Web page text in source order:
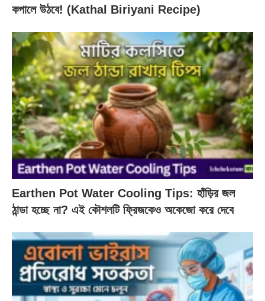
কপালে উঠবে! (Kathal Biriyani Recipe)
Earthen Pot Water Cooling Tips: হাঁড়ির জল
ঠান্ডা হচ্ছে না? এই কৌশলটি ফ্রিজকেও অকেজো করে দেবে